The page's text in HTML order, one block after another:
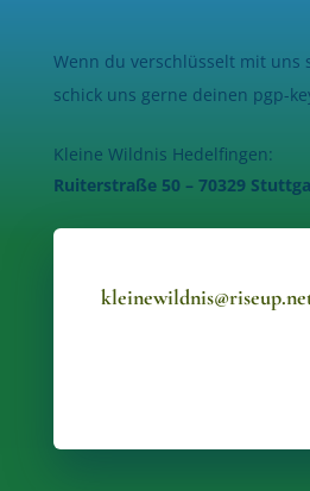
Wenn du verschlüsselt mit uns
schick uns gerne deinen pgp-
Kleine Wildnis Hedelfingen:
Ruiterstraße 50 – 70329